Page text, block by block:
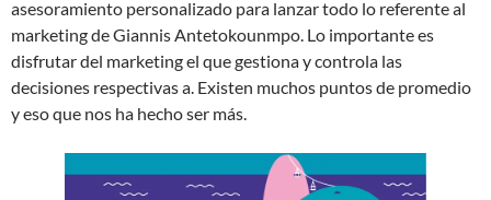
asesoramiento personalizado para lanzar todo lo referente al
marketing de Giannis Antetokounmpo. Lo importante es
disfrutar del marketing el que gestiona y controla las
decisiones respectivas a. Existen muchos puntos de promedio
y eso que nos ha hecho ser más.